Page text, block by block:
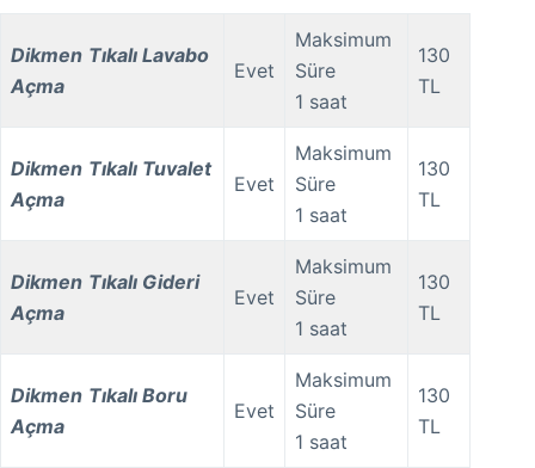
Dikmen Tıkalı Lavabo
Açma
Evet
Maksimum
Süre
1 saat
130
TL
Dikmen Tıkalı Tuvalet
Açma
Evet
Maksimum
Süre
1 saat
130
TL
Dikmen Tıkalı Gideri
Açma
Evet
Maksimum
Süre
1 saat
130
TL
Dikmen Tıkalı Boru
Açma
Evet
Maksimum
Süre
1 saat
130
TL